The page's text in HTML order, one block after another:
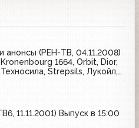
анонсы (РЕН-ТВ, 04.11.2008)
1664, Orbit, Dior,
Strepsils, Лукойл,
11.11.2001) Выпуск в 15:00